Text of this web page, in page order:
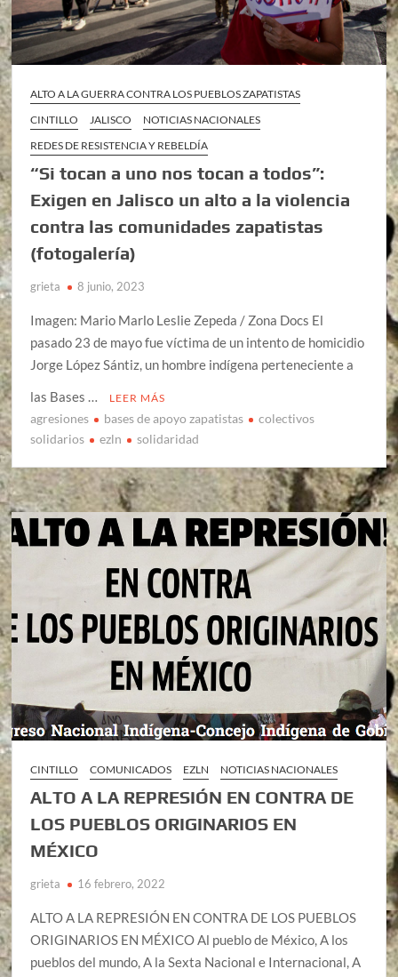
ALTO A LA GUERRA CONTRA LOS PUEBLOS ZAPATISTAS
CINTILLO
JALISCO
NOTICIAS NACIONALES
REDES DE RESISTENCIA Y REBELDÍA
“Si tocan a uno nos tocan a todos”:
Exigen en Jalisco un alto a la violencia
contra las comunidades zapatistas
(fotogalería)
grieta 8 junio, 2023
Imagen: Mario Marlo Leslie Zepeda / Zona Docs El
pasado 23 de mayo fue víctima de un intento de homicidio
Jorge López Sántiz, un hombre indígena perteneciente a
las Bases …
LEER MÁS
agresiones bases de apoyo zapatistas
colectivos
solidarios
ezln solidaridad
CINTILLO COMUNICADOS EZLN NOTICIAS NACIONALES
ALTO A LA REPRESIÓN EN CONTRA DE
LOS PUEBLOS ORIGINARIOS EN
MÉXICO
grieta 16 febrero, 2022
ALTO A LA REPRESIÓN EN CONTRA DE LOS PUEBLOS
ORIGINARIOS EN MÉXICO Al pueblo de México, A los
pueblos del mundo, A la Sexta Nacional e Internacional, A